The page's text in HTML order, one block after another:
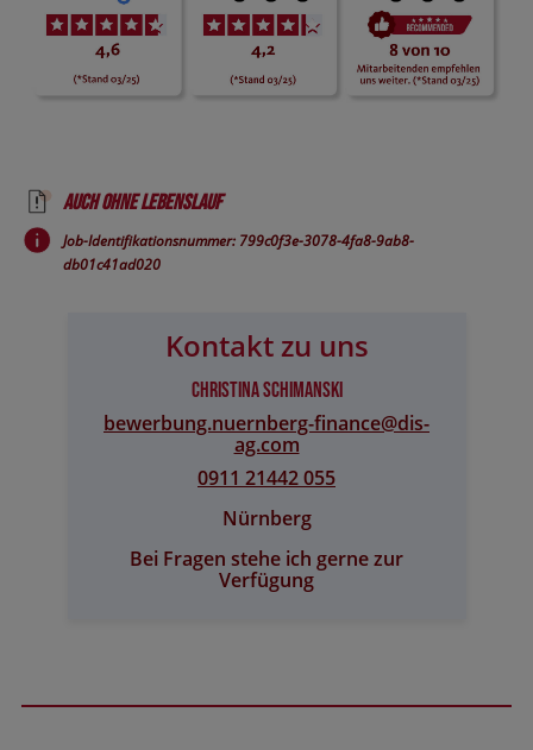
Auch ohne Lebenslauf
Job-Identifikationsnummer: 799c0f3e-3078-4fa8-9ab8-
db01c41ad020
Kontakt zu uns
Christina Schimanski
bewerbung.nuernberg-finance@​dis-
ag.com
0911 21442 055
Nürnberg
Bei Fragen stehe ich gerne zur
Verfügung